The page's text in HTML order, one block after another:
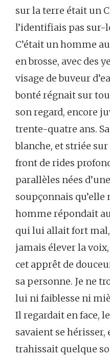
sur la terre était un
l’identifiais pas
C’était un homme
en brosse, avec des
visage de buveur
bonté régnait sur
son regard, encore
trente-quatre ans.
blanche, et striée
front de rides
parallèles nées
soupçonnais qu’elle
homme répondait
qui lui allait fort mal,
jamais élever la
cet apprêt de
sa personne. Je ne
lui ni faiblesse ni
Il regardait en face,
savaient se hérisser,
trahissait quelque